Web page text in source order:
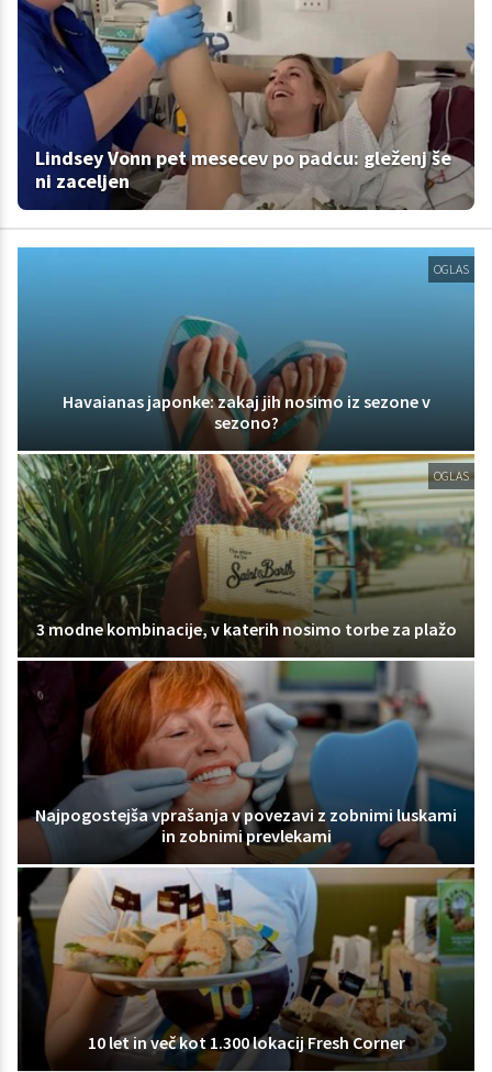
Lindsey Vonn pet mesecev po padcu: gleženj še
ni zaceljen
OGLAS
Havaianas japonke: zakaj jih nosimo iz sezone v
sezono?
OGLAS
3 modne kombinacije, v katerih nosimo torbe za plažo
Najpogostejša vprašanja v povezavi z zobnimi luskami
in zobnimi prevlekami
10 let in več kot 1.300 lokacij Fresh Corner